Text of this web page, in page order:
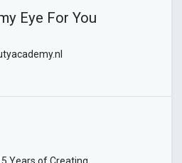
Eye For You